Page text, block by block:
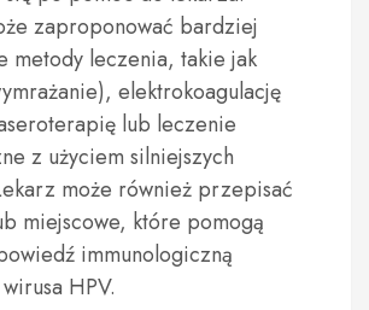
zaproponować bardziej
metody leczenia, takie jak
elektrokoagulację
lub leczenie
z użyciem silniejszych
może również przepisać
miejscowe, które pomogą
immunologiczną
HPV.